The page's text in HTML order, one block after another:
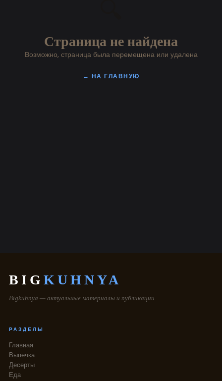
Страница не найдена
Возможно, страница была перемещена или удалена
← НА ГЛАВНУЮ
BIG KUHNYA
Bigkuhnya — актуальные материалы и публикации.
РАЗДЕЛЫ
Главная
Выпечка
Десерты
Еда